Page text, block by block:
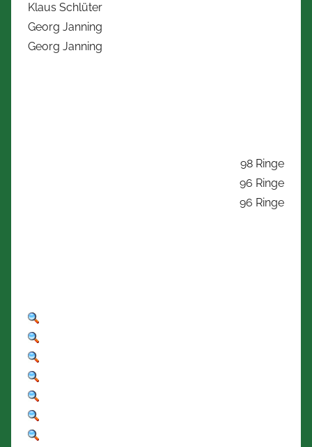
Klaus Schlüter
Georg Janning
Georg Janning
98 Ringe
96 Ringe
96 Ringe